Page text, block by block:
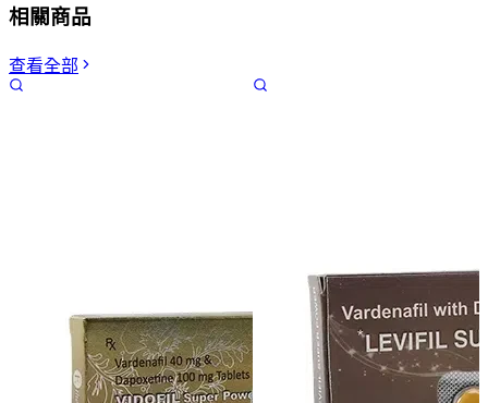
相關商品
查看全部